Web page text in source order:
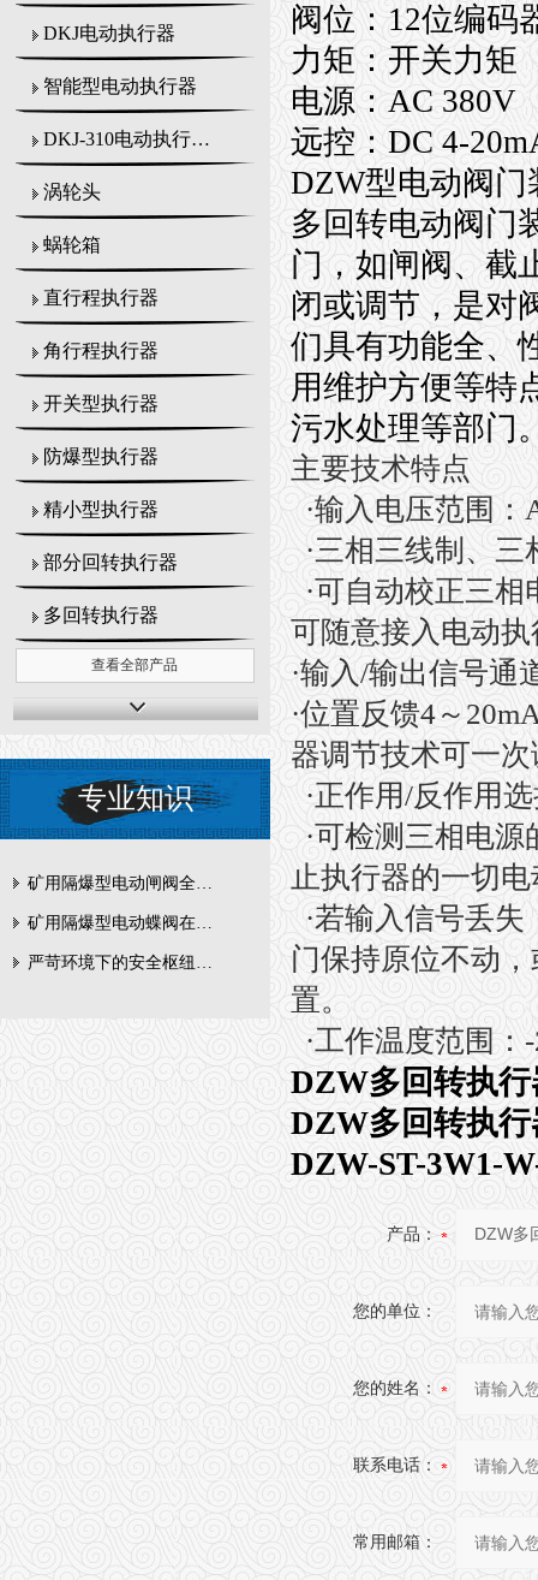
DKJ电动执行器
智能型电动执行器
DKJ-310电动执行机构
涡轮头
蜗轮箱
直行程执行器
角行程执行器
开关型执行器
防爆型执行器
精小型执行器
部分回转执行器
多回转执行器
查看全部产品
专业知识
矿用隔爆型电动闸阀全周期维护与故障排查要点
矿用隔爆型电动蝶阀在瓦斯管道控制中的防爆设计与安全标准解析
严苛环境下的安全枢纽：矿用隔爆型电动闸阀的技术剖析
阀位：12位编码
力矩：开关力矩
电源：AC 380V
远控：DC 4-
DZW型电动阀门
多回转电动阀门
门，如闸阀、截
闭或调节，是对
们具有功能全、
用维护方便等特
污水处理等部门
主要技术特点
·输入电压范围：
·三相三线制、三
·可自动校正三相
可随意接入电动
·输入/输出信号通
·位置反馈4～
器调节技术可一次
·正作用/反作用
·可检测三相电源
止执行器的一切
·若输入信号丢失
门保持原位不动
置。
·工作温度范围：
DZW多回转执
DZW多回转执
DZW-ST-3W1-
产品：
您的单位：
您的姓名：
联系电话：
常用邮箱：